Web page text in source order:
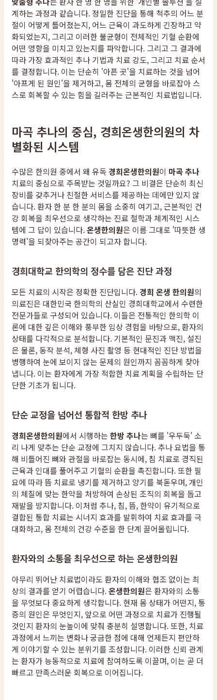
계하는 과정과 같습니다. 정밀한 진단을 통해 척추의 어느 분
절이 어떻게 틀어졌는지, 어느 근육이 과도하게 긴장하고 약
화되었는지, 그리고 이러한 불균형이 전체적인 기혈 순환에
어떤 영향을 미치고 있는지를 파악합니다. 그리고 그 결과에
따라 가장 효과적인 추나 기법과 치료 강도, 그리고 치료 순서
를 결정합니다. 이는 단순히 '아픈 곳'을 치료하는 것을 넘어
'아프게 된 원인'을 제거하고, 몸 전체의 균형을 바로잡아 스
스로 회복할 수 있는 힘을 길러주는 근본적인 치료법입니다.
마곡 추나의 중심, 경희온생한의원의 차
별화된 시스템
수많은 한의원 중에서 왜 유독 경희온생한의원이 마곡 추나
치료의 중심으로 주목받는 것일까요? 그 비결은 단순히 최신
장비를 갖추거나 친절한 서비스를 제공하는 데에만 있지 않
습니다. 환자 한 분 한 분의 몸을 소중히 여기고, 근본적인 건
강 회복을 최우선으로 생각하는 진료 철학과 체계적인 시스
템에 그 답이 있습니다.온생한의원은 이름 그대로 '따뜻한 생
명력'을 되찾아주는 공간이 되고자 합니다.
경희대학교 한의학의 정수를 담은 진단 과정
모든 치료의 시작은 정확한 진단입니다. 경희 온생 한의원의
의료진은 대한민국 한의학의 산실인 경희대학교에서 수련한
전문가들로 구성되어 있습니다. 이들은 전통적인 한의학 이
론에 대한 깊은 이해와 풍부한 임상 경험을 바탕으로, 환자의
상태를 다각적으로 분석합니다. 기본적인 문진과 맥진, 설진
은 물론, 동작 분석, 체형 사진 촬영 등 현대적인 진단 방법을
병행하여 눈에 보이지 않는 문제의 원인까지 꼼꼼하게 찾아
냅니다. 이는 환자에게 가장 적합한 치료 계획을 수립하는 단
단한 기초가 됩니다.
단순 교정을 넘어선 통합적 한방 추나
경희온생한의원에서 시행하는 한방 추나는 뼈를 '우두둑' 소
리 나게 맞추는 단순 교정에 그치지 않습니다. 추나 요법을 통
해 비틀어진 뼈와 관절을 바로잡는 동시에, 침 치료로 경직된
근육과 인대를 풀어주고 기혈의 순환을 촉진합니다. 또한 필
요에 따라 뜸 치료로 냉기를 제거하고 양기를 북돋우며, 개인
의 체질에 맞는 한약을 처방하여 손상된 조직의 회복을 돕고
재발을 방지합니다. 이처럼 추나, 침, 뜸, 한약이 유기적으로
결합된 통합 치료는 시너지 효과를 발휘하여 치료 효과를 극
대화하고, 몸 전체의 건강 수준을 한 단계 끌어올립니다.
환자와의 소통을 최우선으로 하는 온생한의원
아무리 뛰어난 치료법이라도 환자의 이해와 협조 없이는 최
상의 결과를 얻기 어렵습니다.온생한의원은 환자와의 소통
을 무엇보다 중요하게 생각합니다. 현재 몸 상태가 어떤지, 통
증의 원인은 무엇인지, 앞으로 어떤 과정으로 치료가 진행될
것인지 환자의 눈높이에 맞춰 충분히 설명합니다. 또한, 치료
과정에서 느끼는 변화나 궁금한 점에 대해 언제든지 편안하
게 이야기할 수 있는 분위기를 조성합니다. 이러한 신뢰 관계
는 환자가 능동적으로 치료에 참여하도록 이끌며, 이는 곧 더
빠르고 만족스러운 회복으로 이어집니다.